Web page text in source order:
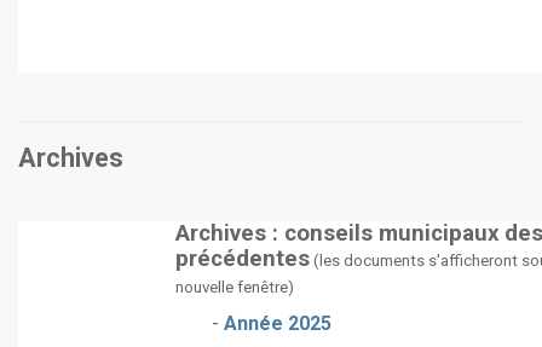
Archives
Archives : conseils municipaux
précédentes (les documents s'afficheront
nouvelle fenêtre)
- Année 2025